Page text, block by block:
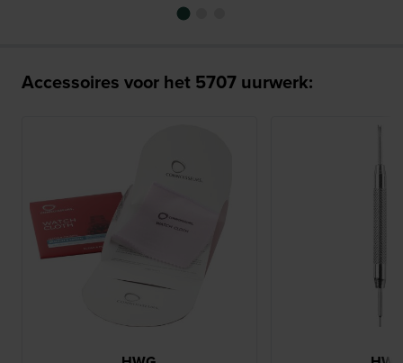
Accessoires voor het 5707 uurwerk: